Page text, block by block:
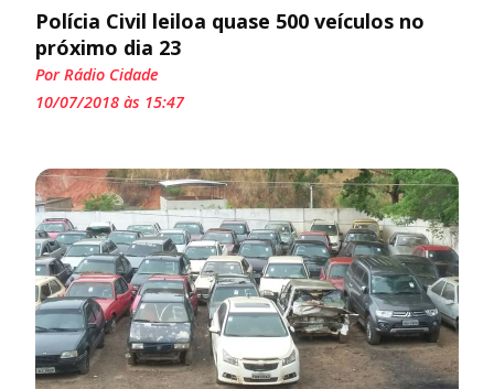
Polícia Civil leiloa quase 500 veículos no
próximo dia 23
Por Rádio Cidade
10/07/2018 às 15:47